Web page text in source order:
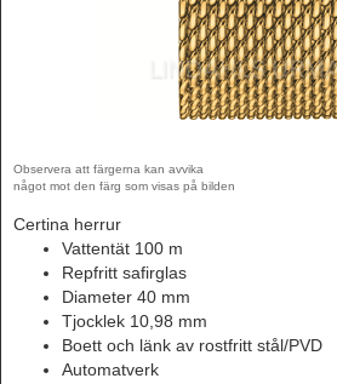
Observera att färgerna kan avvika
något mot den färg som visas på bilden
Certina herrur
Vattentät 100 m
Repfritt safirglas
Diameter 40 mm
Tjocklek 10,98 mm
Boett och länk av rostfritt stål/PVD
Automatverk